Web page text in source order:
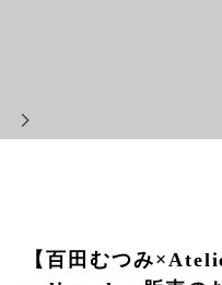
【百田むつみ